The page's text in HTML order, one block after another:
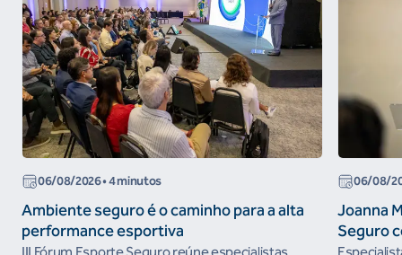
06/08/2026• 4 minutos
Ambiente seguro é o caminho para a alta
performance esportiva
06/08/
Joanna
Seguro